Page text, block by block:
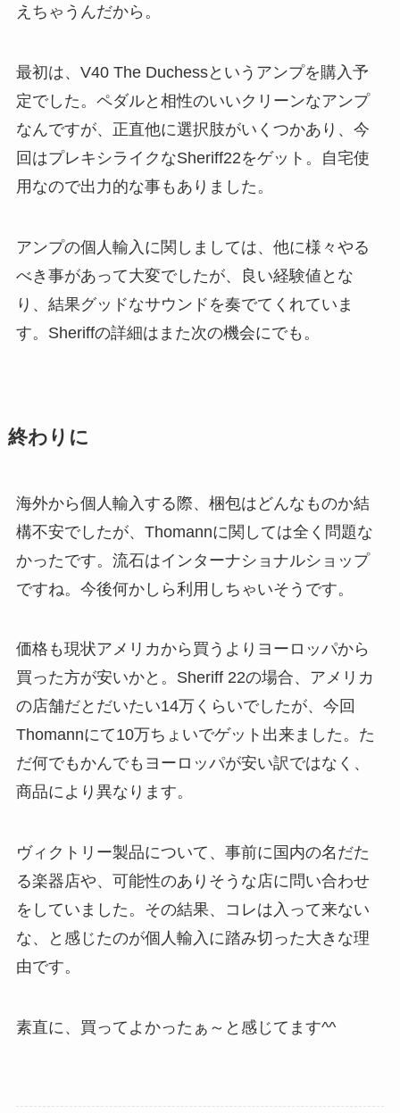
えちゃうんだから。
最初は、V40 The Duchessというアンプを購入予
定でした。ペダルと相性のいいクリーンなアンプ
なんですが、正直他に選択肢がいくつかあり、今
回はプレキシライクなSheriff22をゲット。自宅使
用なので出力的な事もありました。
アンプの個人輸入に関しましては、他に様々やる
べき事があって大変でしたが、良い経験値とな
り、結果グッドなサウンドを奏でてくれていま
す。Sheriffの詳細はまた次の機会にでも。
終わりに
海外から個人輸入する際、梱包はどんなものか結
構不安でしたが、Thomannに関しては全く問題な
かったです。流石はインターナショナルショップ
ですね。今後何かしら利用しちゃいそうです。
価格も現状アメリカから買うよりヨーロッパから
買った方が安いかと。Sheriff 22の場合、アメリカ
の店舗だとだいたい14万くらいでしたが、今回
Thomannにて10万ちょいでゲット出来ました。た
だ何でもかんでもヨーロッパが安い訳ではなく、
商品により異なります。
ヴィクトリー製品について、事前に国内の名だた
る楽器店や、可能性のありそうな店に問い合わせ
をしていました。その結果、コレは入って来ない
な、と感じたのが個人輸入に踏み切った大きな理
由です。
素直に、買ってよかったぁ～と感じてます^^